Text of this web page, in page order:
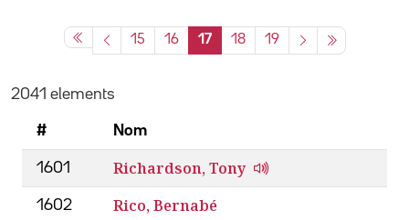
15 16 17 18 19
2041 elements
# Nom
1601 Richardson, Tony
1602 Rico, Bernabé